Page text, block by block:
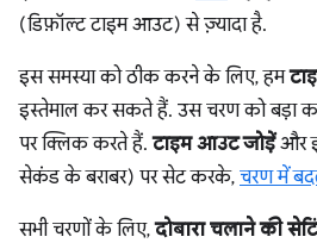
(डिफ़ॉल्ट टाइम आउट) से ज़्यादा है.
इस समस्या को ठीक करने के लिए, हम
इस्तेमाल कर सकते हैं. उस चरण को बड़ा
पर क्लिक करते हैं.टाइम आउट जोड़ेंऔर
सेकंड के बराबर) पर सेट करके, चरण में
सभी चरणों के लिए,दोबारा चलाने की